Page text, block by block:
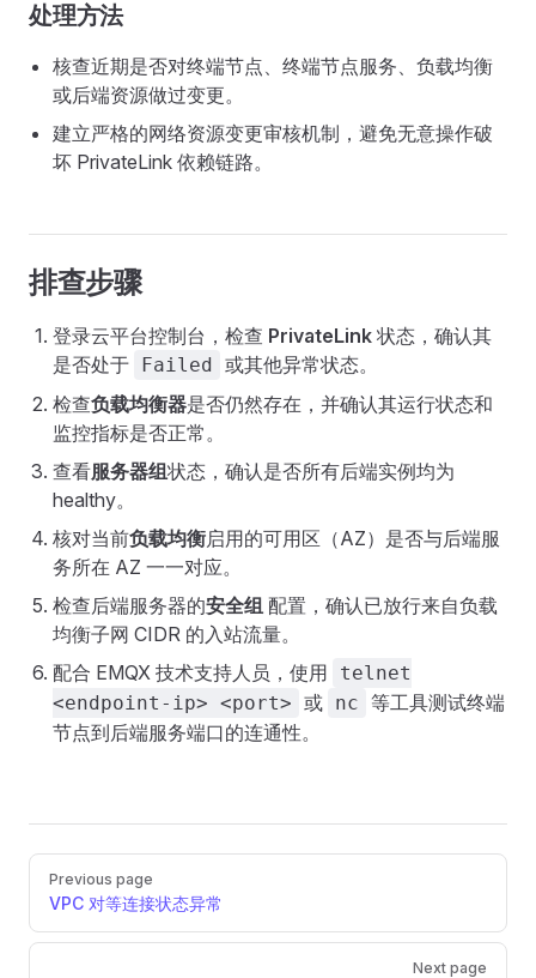
处理方法
核查近期是否对终端节点、终端节点服务、负载均衡
或后端资源做过变更。
建立严格的网络资源变更审核机制，避免无意操作破
坏 PrivateLink 依赖链路。
排查步骤
登录云平台控制台，检查 PrivateLink 状态，确认其
是否处于 Failed 或其他异常状态。
检查负载均衡器是否仍然存在，并确认其运行状态和
监控指标是否正常。
查看服务器组状态，确认是否所有后端实例均为
healthy。
核对当前负载均衡启用的可用区（AZ）是否与后端服
务所在 AZ 一一对应。
检查后端服务器的安全组 配置，确认已放行来自负载
均衡子网 CIDR 的入站流量。
配合 EMQX 技术支持人员，使用
telnet
<endpoint-ip> <port> 或 nc 等工具测试终端
节点到后端服务端口的连通性。
Pager
Previous page
VPC 对等连接状态异常
Next page